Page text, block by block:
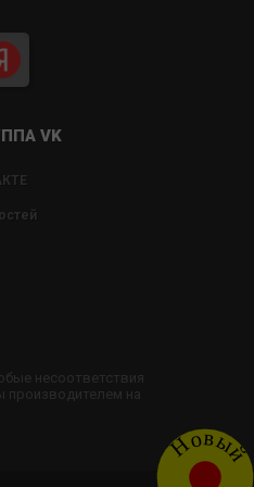
VK
несоответствия
производителем на
Новый